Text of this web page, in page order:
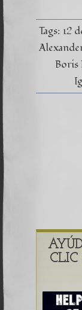
Tags: 12
Boris